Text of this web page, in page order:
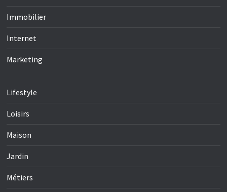
Immobilier
Internet
Marketing
Lifestyle
Loisirs
Maison
Jardin
Métiers